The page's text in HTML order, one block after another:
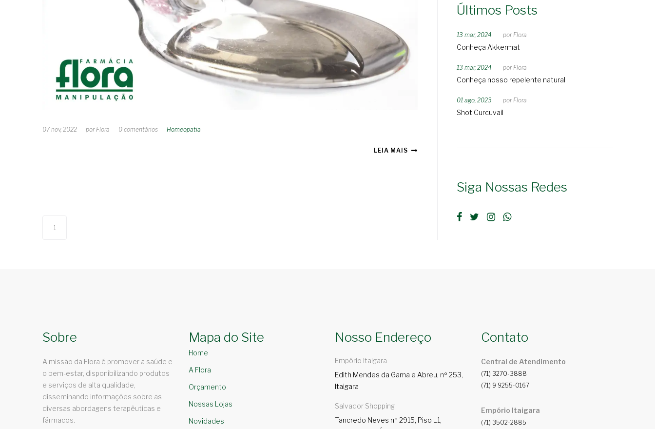
07 nov, 2022 por Flora 0 comentários Homeopatia
LEIA MAIS
1
Últimos Posts
13 mar, 2024 por Flora
Conheça Akkermat
13 mar, 2024 por Flora
Conheça nosso repelente natural
01 ago, 2023 por Flora
Shot Curcuvail
Siga Nossas Redes
Sobre
A missão da Flora é promover a saúde e
o bem-estar, disponibilizando produtos
e serviços de alta qualidade,
disseminando informações sobre as
diversas abordagens terapêuticas e
fármacos.
Mapa do Site
Home
A Flora
Orçamento
Nossas Lojas
Novidades
Nosso Endereço
Empório Itaigara
Edith Mendes da Gama e Abreu, nº 253,
Itaigara
Salvador Shopping
Tancredo Neves nº 2915, Piso L1,
Contato
Central de Atendimento
(71) 3270-3888
(71) 9 9255-0167
Empório Itaigara
(71) 3502-2885